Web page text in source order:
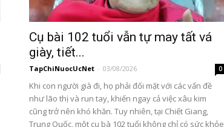
Cụ bài 102 tuổi vẫn tự may tất vá
giày, tiết...
TapChiNuocUcNet - 03/08/2026 0
Khi con người già đi, họ phải đối mặt với các vấn đề
như lão thị và run tay, khiến ngay cả việc xâu kim
cũng trở nên khó khăn. Tuy nhiên, tại Chiết Giang,
Trung Quốc, một cụ bà 102 tuổi không chỉ có sức khỏe